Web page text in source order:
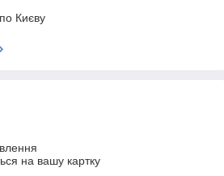
Києву
на вашу картку